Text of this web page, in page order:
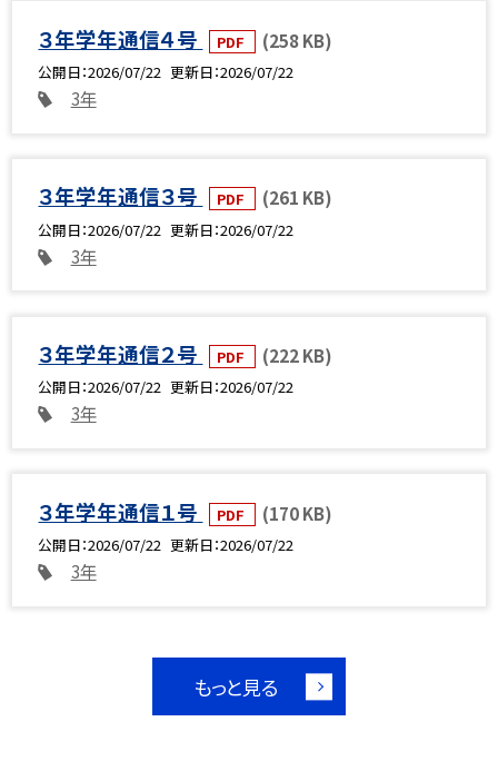
３年学年通信４号 PDF (258 KB)
公開日 2026/07/22 更新日 2026/07/22
3年
３年学年通信３号 PDF (261 KB)
公開日 2026/07/22 更新日 2026/07/22
3年
３年学年通信２号 PDF (222 KB)
公開日 2026/07/22 更新日 2026/07/22
3年
３年学年通信１号 PDF (170 KB)
公開日 2026/07/22 更新日 2026/07/22
3年
もっと見る